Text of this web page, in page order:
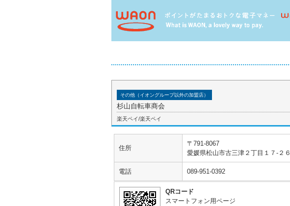
その他（イオングループ以外の加盟店）
杉山自転車商会
楽天ペイ/楽天ペイ
住所
〒791-8067
愛媛県松山市古三津２丁目１７‐２６
電話 089-951-0392
QRコード
スマートフォン用ページ